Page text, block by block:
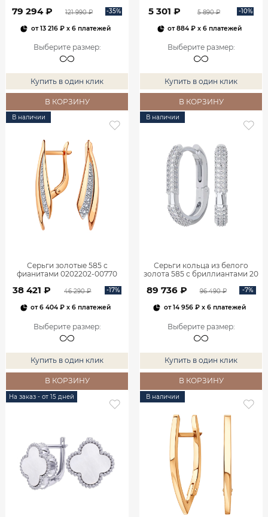
79 294 ₽ 121 990 ₽ -35%
от13 216 ₽x 6 платежей
Выберите размер:
Купить в один клик
В КОРЗИНУ
5 301 ₽ 5 890 ₽ -10%
от884 ₽ x 6 платежей
Выберите размер:
Купить в один клик
В КОРЗИНУ
В наличии
Серьги золотые 585 с
фианитами 0202202-00770
38 421 ₽ 46 290 ₽ -17%
от6 404 ₽ x 6 платежей
Выберите размер:
Купить в один клик
В КОРЗИНУ
В наличии
Серьги кольца из белого
золота 585 с бриллиантами 20
89 736 ₽ 96 490 ₽ -7%
от14 956 ₽x 6 платежей
Выберите размер:
Купить в один клик
В КОРЗИНУ
На заказ - от 15 дней В наличии